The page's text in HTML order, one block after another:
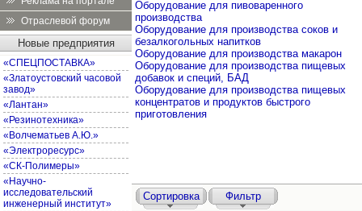
Отраслевой форум
Новые предприятия
«СПЕЦПОСТАВКА»
«Златоустовский часовой
завод»
«Лантан»
«Резинотехника»
«Волчематьев А.Ю.»
«Электроресурс»
«СК-Полимеры»
«Научно-
исследовательский
инженерный институт»
Оборудование для пивоваренного
производства
Оборудование для производства соков и
безалкогольных напитков
Оборудование для производства макарон
Оборудование для производства пищевых
добавок и специй, БАД
Оборудование для производства пищевых
концентратов и продуктов быстрого
приготовления
Сортировка Фильтр